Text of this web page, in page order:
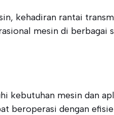
kehadiran rantai
mesin di berbagai
kebutuhan mesin dan
beroperasi dengan